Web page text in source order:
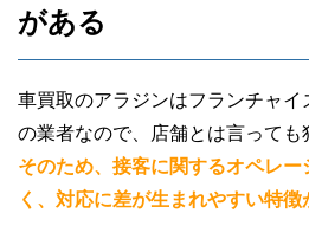
がある
車買取のアラジンはフランチャ
の業者なので、店舗とは言っても
そのため、接客に関するオペレー
く、対応に差が生まれやすい特徴